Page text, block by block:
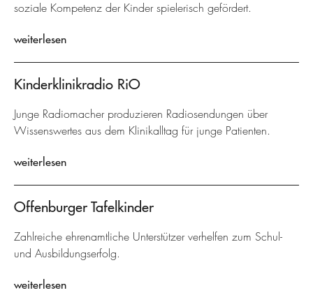
soziale Kompetenz der Kinder spielerisch gefördert.
weiterlesen
Kinderklinikradio RiO
Junge Radiomacher produzieren Radiosendungen über
Wissenswertes aus dem Klinikalltag für junge Patienten.
weiterlesen
Offenburger Tafelkinder
Zahlreiche ehrenamtliche Unterstützer verhelfen zum Schul-
und Ausbildungserfolg.
weiterlesen